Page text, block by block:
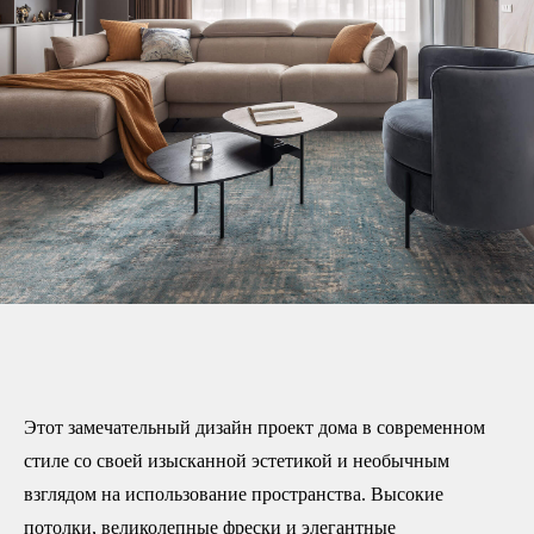
Этот замечательный дизайн проект дома в современном
стиле со своей изысканной эстетикой и необычным
взглядом на использование пространства. Высокие
потолки, великолепные фрески и элегантные